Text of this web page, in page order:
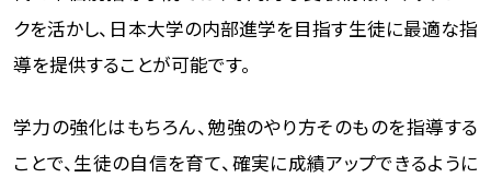
クを活かし、日本大学の内部進学を目指す生徒に最適な指
導を提供することが可能です。
学力の強化はもちろん、勉強のやり方そのものを指導する
ことで、生徒の自信を育て、確実に成績アップできるように